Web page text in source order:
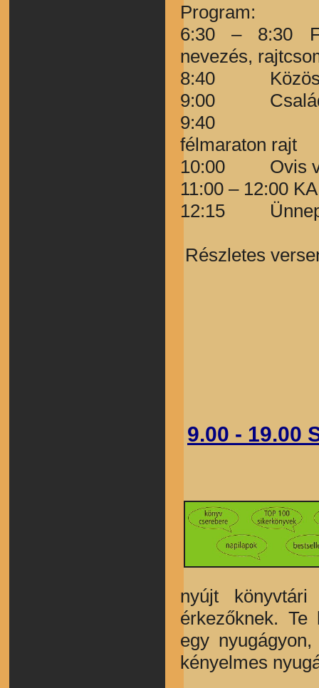
Program:
6:30 – 8:30
nevezés,
8:40 Közös
9:00 Családi
9:40
félmaraton rajt
10:00 Ovis
11:00 – 12:00
12:15
Részletes
9.00 - 19.00
nyújt
érkezőknek. Te
egy
kényelmes